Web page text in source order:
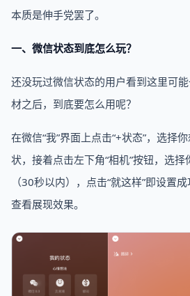
本质是伸手党罢了。
一、微信状态到底怎么玩？
还没玩过微信状态的用户看到这里可
材之后，到底要怎么用呢？
在微信“我”界面上点击“+状态”，选择
状，接着点击左下角“相机”按钮，选
（30秒以内），点击“就这样”即设置
查看展现效果。